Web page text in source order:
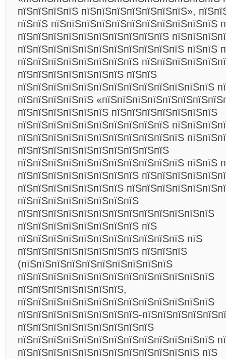
пїЅпїЅпїЅпїЅ пїЅпїЅпїЅпїЅпїЅпїЅпїЅ»,
пїЅпїЅ пїЅпїЅпїЅпїЅпїЅпїЅпїЅпїЅпїЅпїЅпїЅ
пїЅпїЅпїЅпїЅпїЅпїЅпїЅпїЅпїЅпїЅ
пїЅпїЅпїЅпїЅпїЅпїЅпїЅпїЅпїЅпїЅпїЅ пїЅпїЅ
пїЅпїЅпїЅпїЅпїЅпїЅпїЅпїЅ
пїЅпїЅпїЅпїЅпїЅпїЅпїЅ пїЅпїЅ
пїЅпїЅпїЅпїЅпїЅпїЅпїЅпїЅпїЅпїЅпїЅпїЅпїЅ
пїЅпїЅпїЅпїЅпїЅ
пїЅпїЅпїЅпїЅпїЅпїЅ пїЅпїЅпїЅпїЅпїЅпїЅпїЅ
пїЅпїЅпїЅпїЅпїЅпїЅпїЅпїЅпїЅпїЅ
пїЅпїЅпїЅпїЅпїЅпїЅпїЅпїЅпїЅпїЅпїЅ
пїЅпїЅпїЅпїЅпїЅпїЅпїЅпїЅпїЅпїЅ
пїЅпїЅпїЅпїЅпїЅпїЅпїЅпїЅпїЅпїЅпїЅ пїЅпїЅ
пїЅпїЅпїЅпїЅпїЅпїЅпїЅпїЅ
пїЅпїЅпїЅпїЅпїЅпїЅпїЅ
пїЅпїЅпїЅпїЅпїЅпїЅпїЅпїЅ
пїЅпїЅпїЅпїЅпїЅпїЅпїЅпїЅпїЅпїЅпїЅпїЅпїЅ
пїЅпїЅпїЅпїЅпїЅпїЅпїЅпїЅ пїЅ
пїЅпїЅпїЅпїЅпїЅпїЅпїЅпїЅпїЅпїЅпїЅ пїЅ
пїЅпїЅпїЅпїЅпїЅпїЅпїЅпїЅ пїЅпїЅпїЅ
(пїЅпїЅпїЅпїЅпїЅпїЅпїЅпїЅпїЅпїЅ
пїЅпїЅпїЅпїЅпїЅпїЅпїЅпїЅпїЅпїЅпїЅпїЅпїЅ
пїЅпїЅпїЅпїЅпїЅпїЅпїЅ,
пїЅпїЅпїЅпїЅпїЅпїЅпїЅпїЅпїЅпїЅпїЅпїЅпїЅ
пїЅпїЅпїЅпїЅпїЅпїЅпїЅпїЅ-
пїЅпїЅпїЅпїЅпїЅпїЅпїЅпїЅпїЅ
пїЅпїЅпїЅпїЅпїЅпїЅпїЅпїЅпїЅпїЅпїЅпїЅпїЅ
пїЅпїЅпїЅпїЅпїЅпїЅпїЅпїЅпїЅпїЅпїЅпїЅ пїЅ